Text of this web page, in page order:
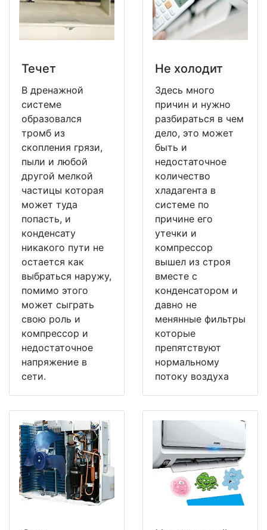
Течет
В дренажной
системе
образовался
тромб из
скопления грязи,
пыли и любой
другой мелкой
частицы которая
может туда
попасть, и
конденсату
никакого пути не
остается как
выбраться наружу,
помимо этого
может сыграть
свою роль и
компрессор и
недостаточное
напряжение в
сети.
Не холодит
Здесь много
причин и нужно
разбираться в чем
дело, это может
быть и
недостаточное
количество
хладагента в
системе по
причине его
утечки и
компрессор
вышел из строя
вместе с
конденсатором и
давно не
менянные фильтры
которые
препятствуют
нормальному
потоку воздуха